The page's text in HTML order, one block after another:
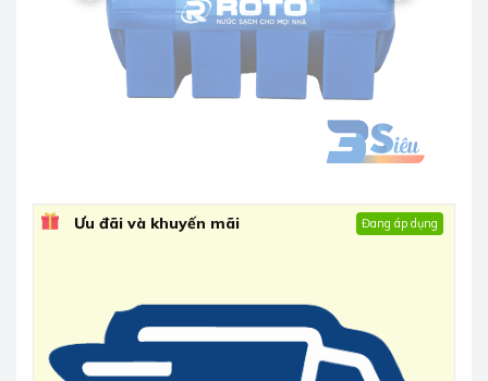
Ưu đãi và khuyến mãi Đang áp dụng